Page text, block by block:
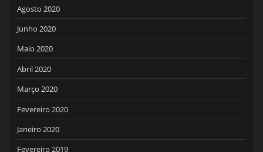
Agosto 2020
Junho 2020
Maio 2020
Abril 2020
Março 2020
Fevereiro 2020
Janeiro 2020
Fevereiro 2019